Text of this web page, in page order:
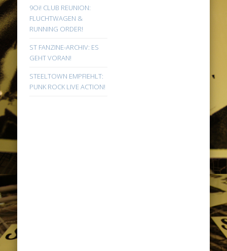
9Oi! CLUB REUNION:
FLUCHTWAGEN &
RUNNING ORDER!
ST FANZINE-ARCHIV: ES
GEHT VORAN!
STEELTOWN EMPFIEHLT:
PUNK ROCK LIVE ACTION!